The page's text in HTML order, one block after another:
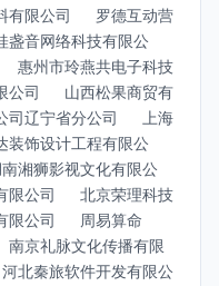
有限公司
罗德互动营
盏音网络科技有限公
惠州市玲燕共电子科技
公司
山西松果商贸有
司辽宁省分公司
上海
装饰设计工程有限公
湘狮影视文化有限公
限公司
北京荣理科技
限公司
周易算命
南京礼脉文化传播有限
河北秦旅软件开发有限公